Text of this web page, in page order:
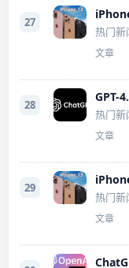
27
热门新
文章
28
热门新
文章
29
热门新
文章